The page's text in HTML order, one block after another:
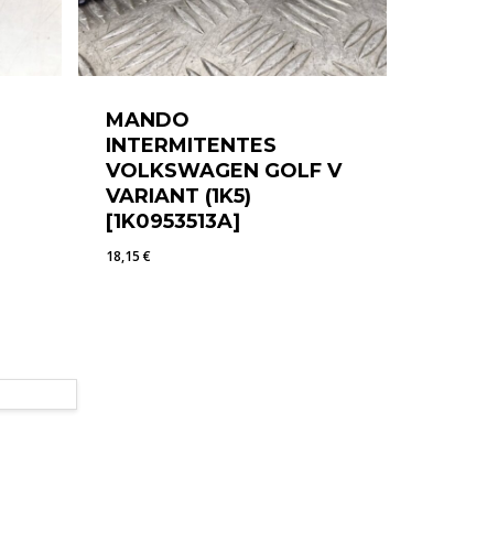
MANDO
INTERMITENTES
VOLKSWAGEN GOLF V
VARIANT (1K5)
[1K0953513A]
18,15€